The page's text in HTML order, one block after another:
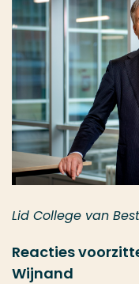
Lid College van
Reacties
Wijnand